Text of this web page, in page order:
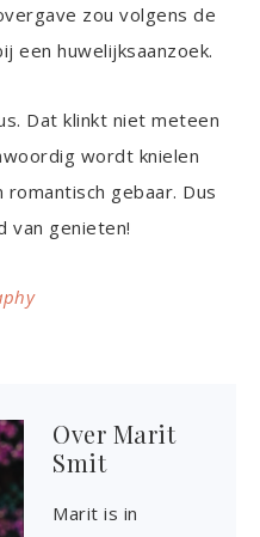
zou volgens de
een huwelijksaanzoek.
Dat klinkt niet meteen
wordt knielen
gebaar. Dus
van genieten!
Over Marit
Smit
Marit is in